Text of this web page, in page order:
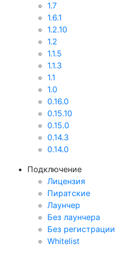
1.7
1.6.1
1.2.10
1.2
1.1.5
1.1.3
1.1
1.0
0.16.0
0.15.10
0.15.0
0.14.3
0.14.0
Подключение
Лицензия
Пиратские
Лаунчер
Без лаунчера
Без регистрации
Whitelist